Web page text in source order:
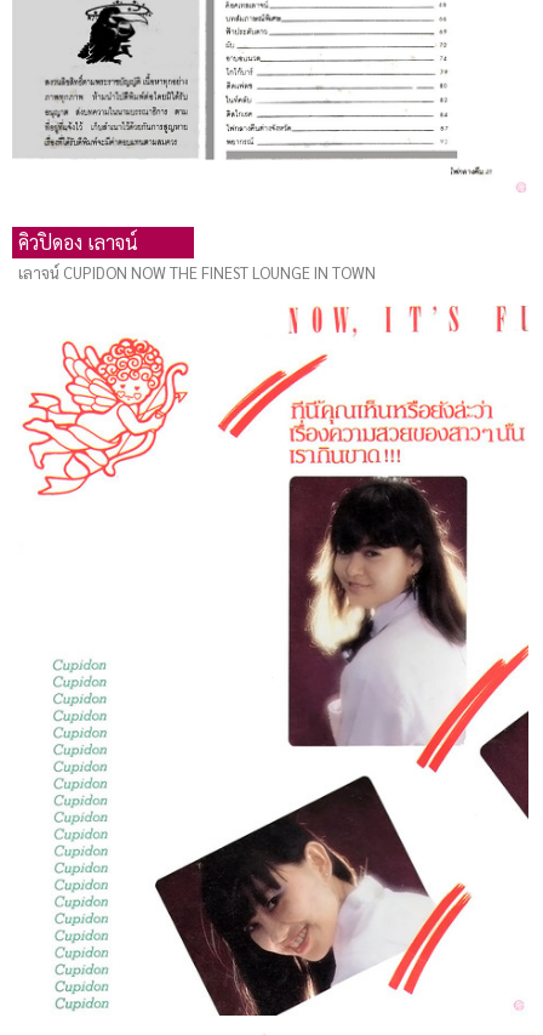
คิวปิดอง เลาจน์
เลาจน์ CUPIDON NOW THE FINEST LOUNGE IN TOWN